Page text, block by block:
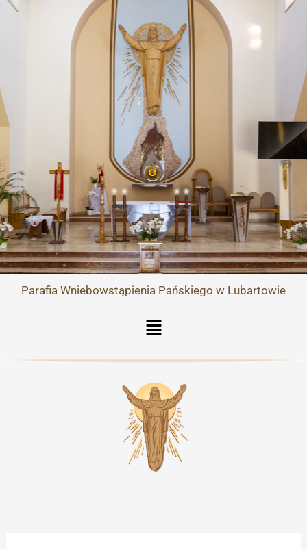
Przejdź
Parafia Wniebowstąpienia Pańskiego w Lubartowie
Menu